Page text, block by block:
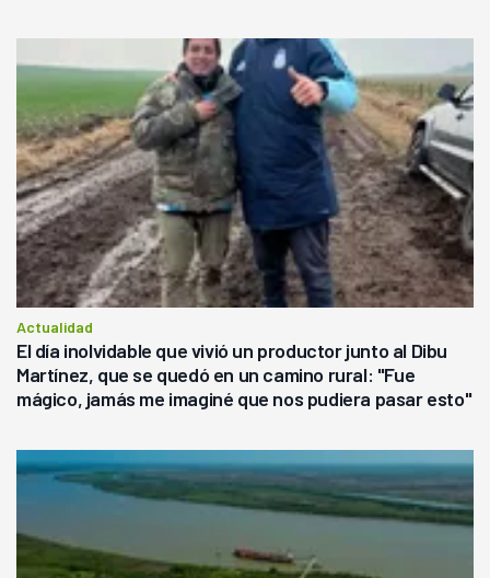
Actualidad
El día inolvidable que vivió un productor junto al Dibu
Martínez, que se quedó en un camino rural: "Fue
mágico, jamás me imaginé que nos pudiera pasar esto"